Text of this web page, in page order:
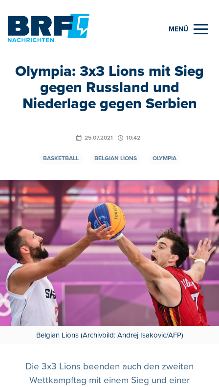
MENÜ
Olympia: 3x3 Lions mit Sieg
gegen Russland und
Niederlage gegen Serbien
25.07.2021 10:42
BASKETBALL BELGIAN LIONS OLYMPIA
Belgian Lions (Archivbild: Andrej Isakovic/AFP)
Die 3x3 Lions beenden auch den zweiten
Wettkampftag mit einem Sieg und einer